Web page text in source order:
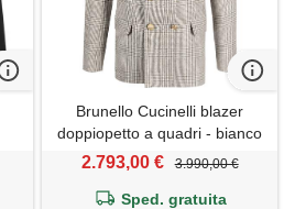
Brunello Cucinelli blazer
doppiopetto a quadri - bianco
2.793,00 € 3.990,00 €
Sped. gratuita